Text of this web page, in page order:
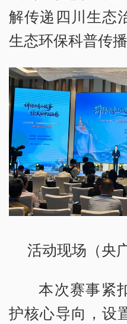
解传递四川生态
生态环保科普传播
活动现场（央
本次赛事紧
护核心导向，设